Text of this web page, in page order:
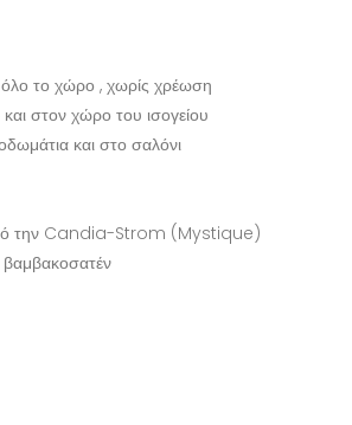
το χώρο , χωρίς χρέωση
στον χώρο του ισογείου
και στο σαλόνι
την Candia-Strom (Mystique)
βαμβακοσατέν